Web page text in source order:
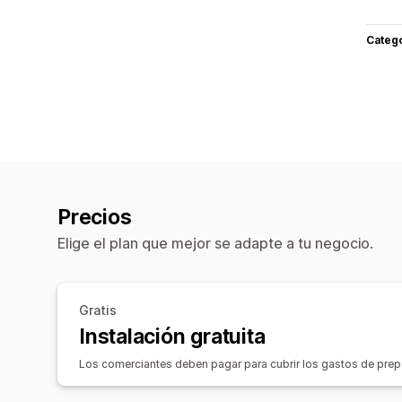
Precios
Elige el plan que mejor se adapte a tu negocio.
Gratis
Instalación gratuita
Los comerciantes deben pagar para cubrir los gastos de